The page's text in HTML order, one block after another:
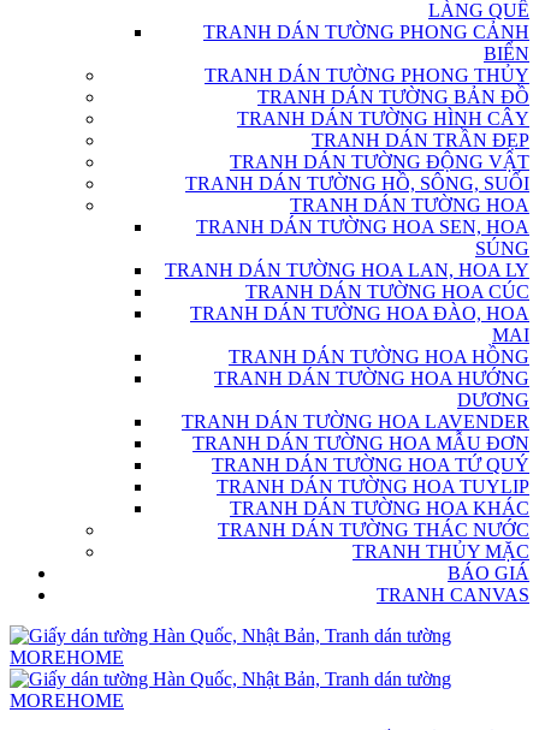
LÀNG QUÊ
TRANH DÁN TƯỜNG PHONG CẢNH
BIỂN
TRANH DÁN TƯỜNG PHONG THỦY
TRANH DÁN TƯỜNG BẢN ĐỒ
TRANH DÁN TƯỜNG HÌNH CÂY
TRANH DÁN TRẦN ĐẸP
TRANH DÁN TƯỜNG ĐỘNG VẬT
TRANH DÁN TƯỜNG HỒ, SÔNG, SUỐI
TRANH DÁN TƯỜNG HOA
TRANH DÁN TƯỜNG HOA SEN, HOA
SÚNG
TRANH DÁN TƯỜNG HOA LAN, HOA LY
TRANH DÁN TƯỜNG HOA CÚC
TRANH DÁN TƯỜNG HOA ĐÀO, HOA
MAI
TRANH DÁN TƯỜNG HOA HỒNG
TRANH DÁN TƯỜNG HOA HƯỚNG
DƯƠNG
TRANH DÁN TƯỜNG HOA LAVENDER
TRANH DÁN TƯỜNG HOA MẪU ĐƠN
TRANH DÁN TƯỜNG HOA TỨ QUÝ
TRANH DÁN TƯỜNG HOA TUYLIP
TRANH DÁN TƯỜNG HOA KHÁC
TRANH DÁN TƯỜNG THÁC NƯỚC
TRANH THỦY MẶC
BÁO GIÁ
TRANH CANVAS